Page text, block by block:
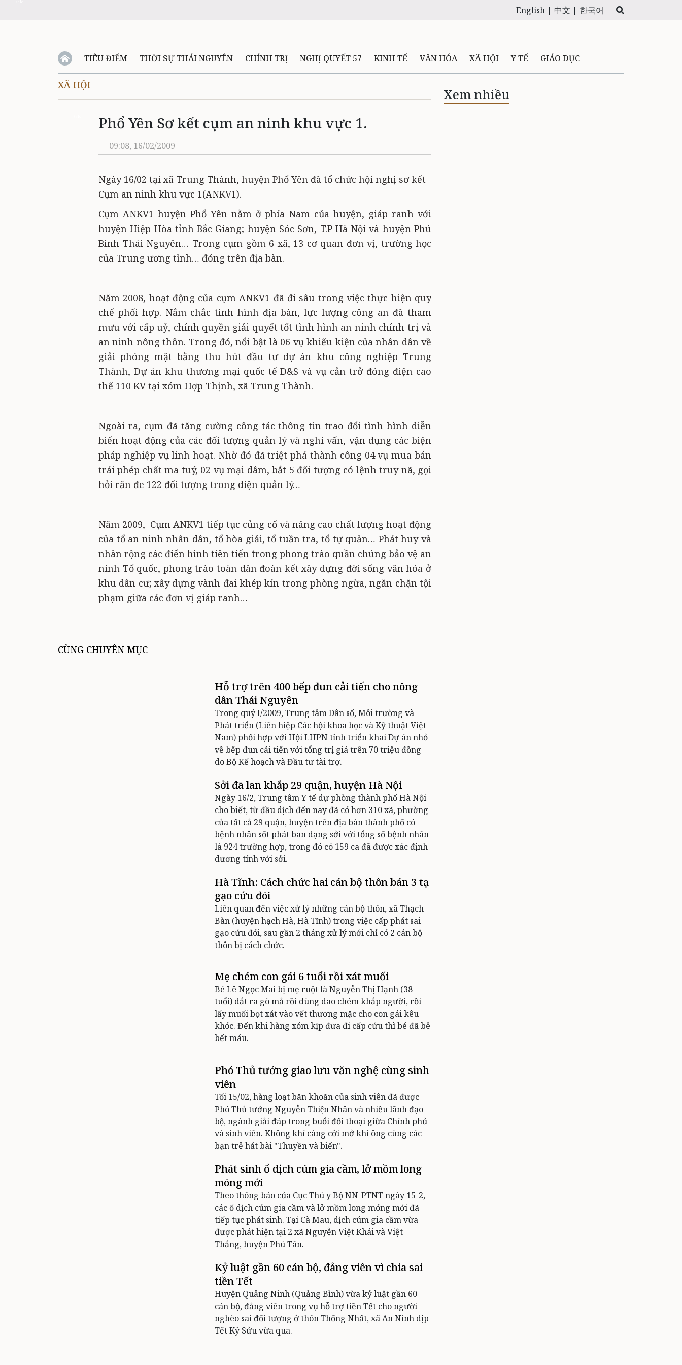
English | 中文 | 한국어
TIÊU ĐIỂM THỜI SỰ THÁI NGUYÊN CHÍNH TRỊ NGHỊ QUYẾT 57 KINH TẾ VĂN HÓA XÃ HỘI Y TẾ GIÁO DỤC
QUỐC PHÒNG - AN NINH Ô TÔ - XE MÁY PHÁP LUẬT
QUÊ HƯƠNG - ĐẤT NƯỚC QUỐC TẾ TÀI NGUYÊN - MÔI TRƯỜNG THỂ THAO
VĂN BẢN, CHÍNH SÁCH MỚI
XÃ HỘI
Phổ Yên Sơ kết cụm an ninh khu vực 1.
09:08, 16/02/2009
Ngày 16/02 tại xã Trung Thành, huyện Phổ Yên đã tổ chức hội nghị sơ kết
Cụm an ninh khu vực 1(ANKV1).
Cụm ANKV1 huyện Phổ Yên nằm ở phía Nam của huyện, giáp ranh với
huyện Hiệp Hòa tỉnh Bắc Giang; huyện Sóc Sơn, T.P Hà Nội và huyện Phú
Bình Thái Nguyên… Trong cụm gồm 6 xã, 13 cơ quan đơn vị, trường học
của Trung ương tỉnh… đóng trên địa bàn.
Năm 2008, hoạt động của cụm ANKV1 đã đi sâu trong việc thực hiện quy
chế phối hợp. Nắm chắc tình hình địa bàn, lực lượng công an đã tham
mưu với cấp uỷ, chính quyền giải quyết tốt tình hình an ninh chính trị và
an ninh nông thôn. Trong đó, nổi bật là 06 vụ khiếu kiện của nhân dân về
giải phóng mặt bằng thu hút đầu tư dự án khu công nghiệp Trung
Thành, Dự án khu thương mại quốc tế D&S và vụ cản trở đóng điện cao
thế 110 KV tại xóm Hợp Thịnh, xã Trung Thành.
Ngoài ra, cụm đã tăng cường công tác thông tin trao đổi tình hình diễn
biến hoạt động của các đối tượng quản lý và nghi vấn, vận dụng các biện
pháp nghiệp vụ linh hoạt. Nhờ đó đã triệt phá thành công 04 vụ mua bán
trái phép chất ma tuý, 02 vụ mại dâm, bắt 5 đối tượng có lệnh truy nã, gọi
hỏi răn đe 122 đối tượng trong diện quản lý…
Năm 2009, Cụm ANKV1 tiếp tục củng cố và nâng cao chất lượng hoạt động
của tổ an ninh nhân dân, tổ hòa giải, tổ tuần tra, tổ tự quản… Phát huy và
nhân rộng các điển hình tiên tiến trong phong trào quần chúng bảo vệ an
ninh Tổ quốc, phong trào toàn dân đoàn kết xây dựng đời sống văn hóa ở
khu dân cư; xây dựng vành đai khép kín trong phòng ngừa, ngăn chặn tội
phạm giữa các đơn vị giáp ranh…
CÙNG CHUYÊN MỤC
Hỗ trợ trên 400 bếp đun cải tiến cho nông
dân Thái Nguyên
Trong quý I/2009, Trung tâm Dân số, Môi trường và
Phát triển (Liên hiệp Các hội khoa học và Kỹ thuật Việt
Nam) phối hợp với Hội LHPN tỉnh triển khai Dự án nhỏ
về bếp đun cải tiến với tổng trị giá trên 70 triệu đồng
do Bộ Kế hoạch và Đầu tư tài trợ.
Sởi đã lan khắp 29 quận, huyện Hà Nội
Ngày 16/2, Trung tâm Y tế dự phòng thành phố Hà Nội
cho biết, từ đầu dịch đến nay đã có hơn 310 xã, phường
của tất cả 29 quận, huyện trên địa bàn thành phố có
bệnh nhân sốt phát ban dạng sởi với tổng số bệnh nhân
là 924 trường hợp, trong đó có 159 ca đã được xác định
dương tính với sởi.
Hà Tĩnh: Cách chức hai cán bộ thôn bán 3 tạ
gạo cứu đói
Liên quan đến việc xử lý những cán bộ thôn, xã Thạch
Bàn (huyện hạch Hà, Hà Tĩnh) trong việc cấp phát sai
gạo cứu đói, sau gần 2 tháng xử lý mới chỉ có 2 cán bộ
thôn bị cách chức.
Mẹ chém con gái 6 tuổi rồi xát muối
Bé Lê Ngọc Mai bị mẹ ruột là Nguyễn Thị Hạnh (38
tuổi) dắt ra gò mả rồi dùng dao chém khắp người, rồi
lấy muối bọt xát vào vết thương mặc cho con gái kêu
khóc. Đến khi hàng xóm kịp đưa đi cấp cứu thì bé đã bê
bết máu.
Phó Thủ tướng giao lưu văn nghệ cùng sinh
viên
Tối 15/02, hàng loạt băn khoăn của sinh viên đã được
Phó Thủ tướng Nguyễn Thiện Nhân và nhiều lãnh đạo
bộ, ngành giải đáp trong buổi đối thoại giữa Chính phủ
và sinh viên. Không khí càng cởi mở khi ông cùng các
bạn trẻ hát bài "Thuyền và biển".
Phát sinh ổ dịch cúm gia cầm, lở mồm long
móng mới
Theo thông báo của Cục Thú y Bộ NN-PTNT ngày 15-2,
các ổ dịch cúm gia cầm và lở mồm long móng mới đã
tiếp tục phát sinh. Tại Cà Mau, dịch cúm gia cầm vừa
được phát hiện tại 2 xã Nguyễn Việt Khái và Việt
Thắng, huyện Phú Tân.
Kỷ luật gần 60 cán bộ, đảng viên vì chia sai
tiền Tết
Huyện Quảng Ninh (Quảng Bình) vừa kỷ luật gần 60
cán bộ, đảng viên trong vụ hỗ trợ tiền Tết cho người
nghèo sai đối tượng ở thôn Thống Nhất, xã An Ninh dịp
Tết Kỷ Sửu vừa qua.
Xem nhiều